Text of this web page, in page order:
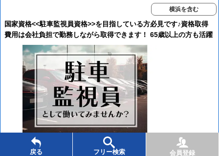
横浜を含む
国家資格<<駐車監視員資格>>を目指している方必見です♪資格取得
費用は会社負担で勤務しながら取得できます！ 65歳以上の方も活躍
経験者歓迎 未経験歓迎 学生活躍
戻る フリー検索 会員登録